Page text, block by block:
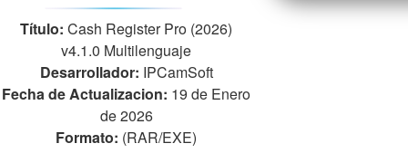
Título: Cash Register Pro (2026)
v4.1.0 Multilenguaje
Desarrollador: IPCamSoft
Fecha de Actualizacion: 19 de Enero
de 2026
Formato: (RAR/EXE)